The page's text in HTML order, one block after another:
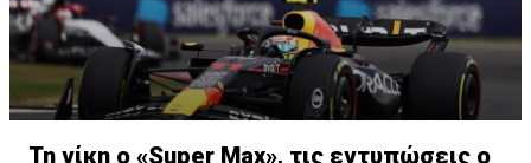
Τη νίκη ο «Super Max», τις εντυπώσεις ο